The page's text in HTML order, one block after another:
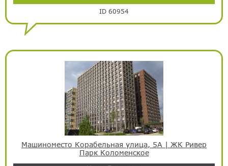
ID 60954
Машиноместо Корабельная улица, 5А | ЖК Ривер
Парк Коломенское